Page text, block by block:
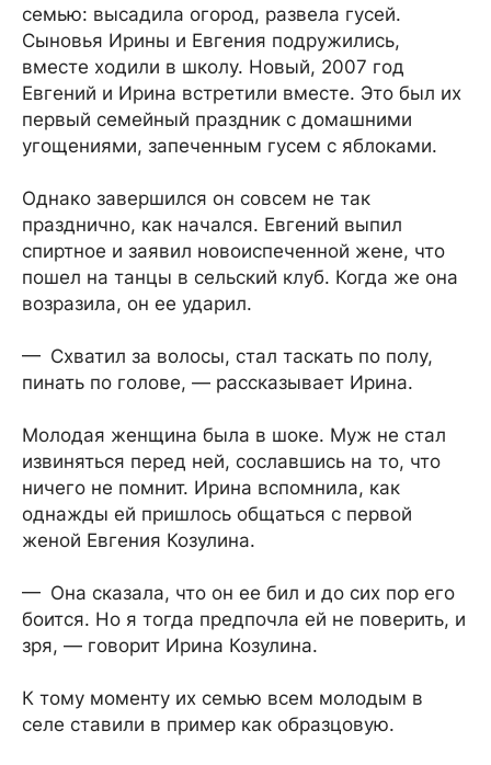
семью: высадила огород, развела гусей.
Сыновья Ирины и Евгения подружились,
вместе ходили в школу. Новый, 2007 год
Евгений и Ирина встретили вместе. Это был их
первый семейный праздник с домашними
угощениями, запеченным гусем с яблоками.
Однако завершился он совсем не так
празднично, как начался. Евгений выпил
спиртное и заявил новоиспеченной жене, что
пошел на танцы в сельский клуб. Когда же она
возразила, он ее ударил.
— Схватил за волосы, стал таскать по полу,
пинать по голове, — рассказывает Ирина.
Молодая женщина была в шоке. Муж не стал
извиняться перед ней, сославшись на то, что
ничего не помнит. Ирина вспомнила, как
однажды ей пришлось общаться с первой
женой Евгения Козулина.
— Она сказала, что он ее бил и до сих пор его
боится. Но я тогда предпочла ей не поверить, и
зря, — говорит Ирина Козулина.
К тому моменту их семью всем молодым в
селе ставили в пример как образцовую.